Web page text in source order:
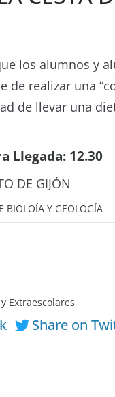
los alumnos y
de realizar una
de llevar una
Llegada: 12.30
DE GIJÓN
BIOLOÍA Y GEOLOGÍA
Extraescolares
Share on